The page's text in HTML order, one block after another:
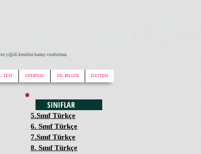
yiğidi kendine kamçı vurdurmaz.
TEST EDEBİYAT DİL BİLGİSİ İLETİŞİM
SINIFLAR
5.Sınıf Türkçe
6. Sınıf Türkçe
7.Sınıf Türkçe
8. Sınıf Türkçe